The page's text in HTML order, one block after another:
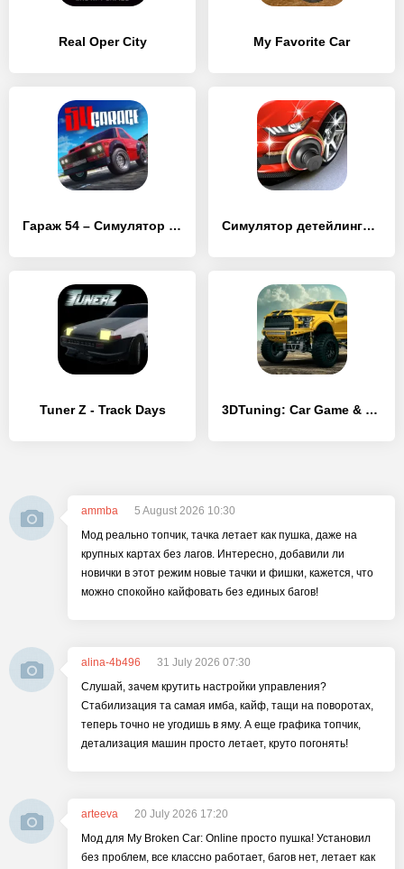
Real Oper City My Favorite Car
Гараж 54 – Симулятор автоблогера Симулятор детейлинга авто 2023
Tuner Z - Track Days 3DTuning: Car Game & Simulator
ammba
5 August 2026 10:30
Мод реально топчик, тачка летает как пушка, даже на
крупных картах без лагов. Интересно, добавили ли
новички в этот режим новые тачки и фишки, кажется, что
можно спокойно кайфовать без единых багов!
alina-4b496
31 July 2026 07:30
Слушай, зачем крутить настройки управления?
Стабилизация та самая имба, кайф, тащи на поворотах,
теперь точно не угодишь в яму. А еще графика топчик,
детализация машин просто летает, круто погонять!
arteeva
20 July 2026 17:20
Мод для My Broken Car: Online просто пушка! Установил
без проблем, все классно работает, багов нет, летает как